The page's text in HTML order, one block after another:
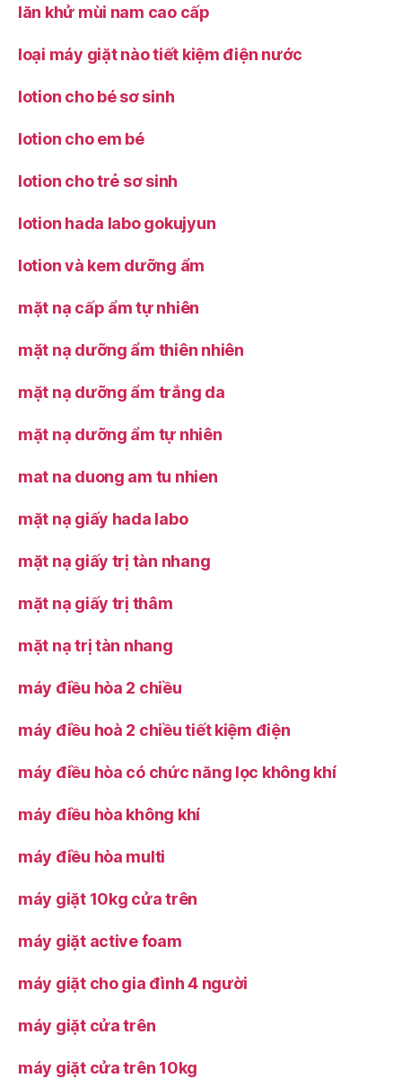
lăn khử mùi nam cao cấp
loại máy giặt nào tiết kiệm điện nước
lotion cho bé sơ sinh
lotion cho em bé
lotion cho trẻ sơ sinh
lotion hada labo gokujyun
lotion và kem dưỡng ẩm
mặt nạ cấp ẩm tự nhiên
mặt nạ dưỡng ẩm thiên nhiên
mặt nạ dưỡng ẩm trắng da
mặt nạ dưỡng ẩm tự nhiên
mat na duong am tu nhien
mặt nạ giấy hada labo
mặt nạ giấy trị tàn nhang
mặt nạ giấy trị thâm
mặt nạ trị tàn nhang
máy điều hòa 2 chiều
máy điều hoà 2 chiều tiết kiệm điện
máy điều hòa có chức năng lọc không khí
máy điều hòa không khí
máy điều hòa multi
máy giặt 10kg cửa trên
máy giặt active foam
máy giặt cho gia đình 4 người
máy giặt cửa trên
máy giặt cửa trên 10kg